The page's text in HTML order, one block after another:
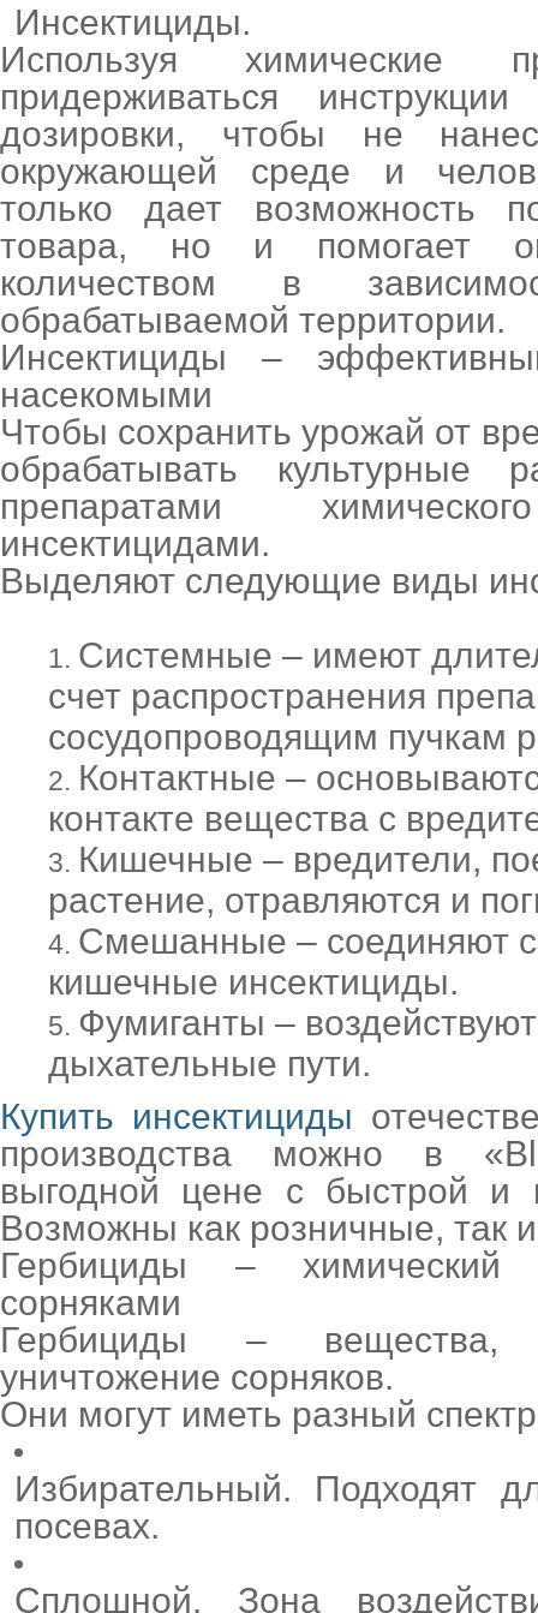
Инсектициды.
Используя химические
придерживаться
дозировки, чтобы не
окружающей среде и
только дает возможность
товара, но и помогает
количеством в
обрабатываемой территории.
Инсектициды –
насекомыми
Чтобы сохранить урожай от
обрабатывать культурные
препаратами
инсектицидами.
Выделяют следующие виды
Системные – имеют
счет распространения
сосудопроводящим пучкам
Контактные –
контакте вещества с
Кишечные – вредители,
растение, отравляются и
Смешанные – соединяют
кишечные инсектициды.
Фумиганты –
дыхательные пути.
Купить инсектициды
производства можно в
выгодной цене с быстрой и
Возможны как розничные, так
Гербициды –
сорняками
Гербициды – вещества,
уничтожение сорняков.
Они могут иметь разный
Избирательный. Подходят
посевах.
Сплошной. Зона